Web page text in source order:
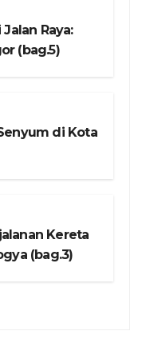
Raya:
(bag.5)
di Kota
Kereta
(bag.3)